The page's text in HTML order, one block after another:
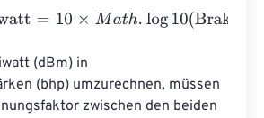
=10 ×M ath .log10(Brake horsepower
(dBm) in
(bhp) umzurechnen, müssen
zwischen den beiden